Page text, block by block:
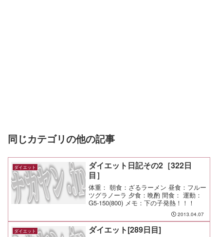
同じカテゴリの他の記事
ダイエット
ダイエット日記その2［322日
目］
体重： 朝食：ざるラーメン 昼食：フルー
ツグラノーラ 夕食：晩酌 間食： 運動：
G5-150(800) メモ：下の子発熱！！！
2013.04.07
ダイエット ダイエット[289日目]